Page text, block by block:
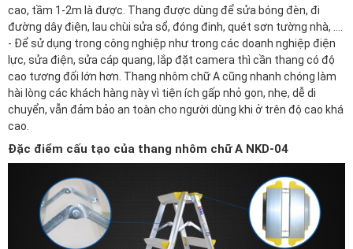
cao, tầm 1-2m là được. Thang được dùng để sửa bóng đèn, đi
đường dây điện, lau chùi sửa sổ, đóng đinh, quét sơn tường nhà, ….
- Để sử dụng trong công nghiệp như trong các doanh nghiệp điện
lực, sửa điện, sửa cáp quang, lắp đặt camera thì cần thang có độ
cao tương đối lớn hơn. Thang nhôm chữ A cũng nhanh chóng làm
hài lòng các khách hàng này vì tiện ích gấp nhỏ gọn, nhẹ, dễ di
chuyển, vẫn đảm bảo an toàn cho người dùng khi ở trên độ cao khá
cao.
Đặc điểm cấu tạo của thang nhôm chữ A NKD-04